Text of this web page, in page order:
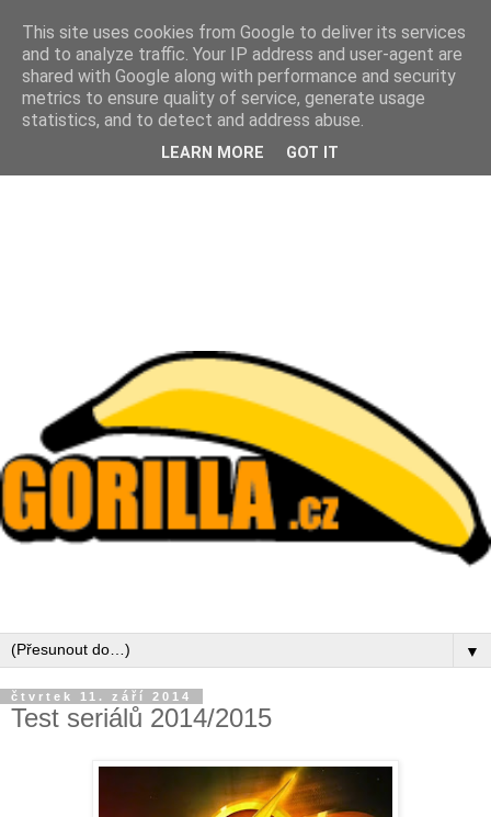
▼
čtvrtek 11. září 2014
Test seriálů 2014/2015
This site uses cookies from Google to deliver its services
and to analyze traffic. Your IP address and user-agent are
shared with Google along with performance and security
metrics to ensure quality of service, generate usage
statistics, and to detect and address abuse.
LEARN MORE GOT IT